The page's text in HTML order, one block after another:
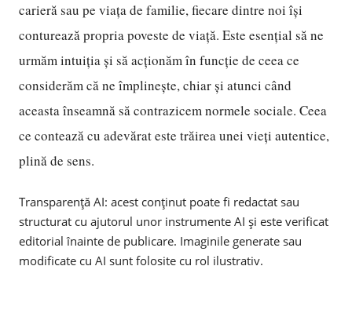
carieră sau pe viața de familie, fiecare dintre noi își
conturează propria poveste de viață. Este esențial să ne
urmăm intuiția și să acționăm în funcție de ceea ce
considerăm că ne împlinește, chiar și atunci când
aceasta înseamnă să contrazicem normele sociale. Ceea
ce contează cu adevărat este trăirea unei vieți autentice,
plină de sens.
Transparență AI: acest conținut poate fi redactat sau
structurat cu ajutorul unor instrumente AI și este verificat
editorial înainte de publicare. Imaginile generate sau
modificate cu AI sunt folosite cu rol ilustrativ.